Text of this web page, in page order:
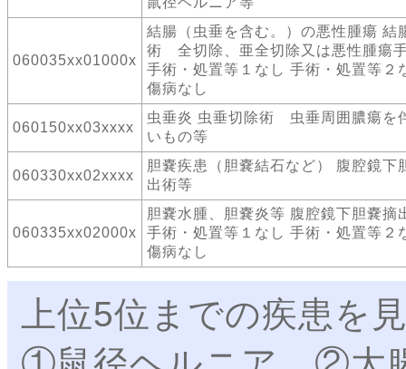
060035xx01000x
結腸（虫垂を含む。）の悪性腫瘍 結
術 全切除、亜全切除又は悪性腫瘍
手術・処置等１なし 手術・処置等２
傷病なし
060150xx03xxxx
虫垂炎 虫垂切除術 虫垂周囲膿瘍を
いもの等
060330xx02xxxx
胆嚢疾患（胆嚢結石など） 腹腔鏡下
出術等
060335xx02000x
胆嚢水腫、胆嚢炎等 腹腔鏡下胆嚢摘
手術・処置等１なし 手術・処置等２
傷病なし
上位5位までの疾患を